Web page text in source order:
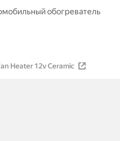
обогреватель
Heater 12v Ceramic